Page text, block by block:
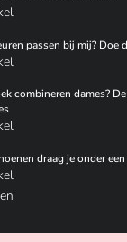
passen bij mij? Doe
combineren dames?
draag je onder